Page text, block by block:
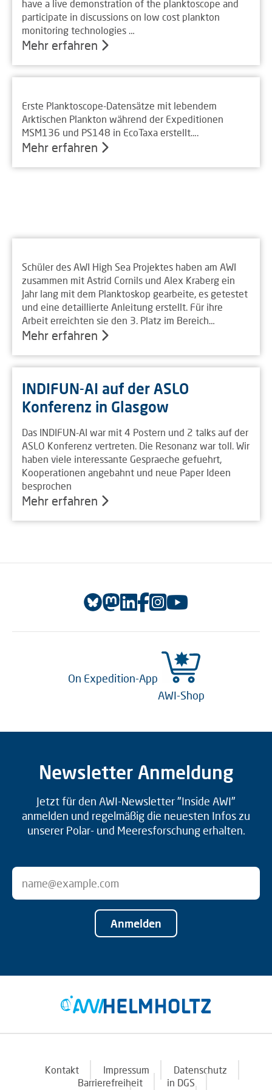
have a live demonstration of the planktoscope and
participate in discussions on low cost plankton
monitoring technologies …
Mehr erfahren
Erste Planktoscope-Datensätze mit lebendem
Arktischen Plankton während der Expeditionen
MSM136 und PS148 in EcoTaxa erstellt….
Mehr erfahren
Schüler des AWI High Sea Projektes haben am AWI
zusammen mit Astrid Cornils und Alex Kraberg ein
Jahr lang mit dem Planktoskop gearbeite, es getestet
und eine detaillierte Anleitung erstellt. Für ihre
Arbeit erreichten sie den 3. Platz im Bereich…
Mehr erfahren
INDIFUN-AI auf der ASLO
Konferenz in Glasgow
Das INDIFUN-AI war mit 4 Postern und 2 talks auf der
ASLO Konferenz vertreten. Die Resonanz war toll. Wir
haben viele interessante Gespraeche gefuehrt,
Kooperationen angebahnt und neue Paper Ideen
besprochen
Mehr erfahren
On Expedition-App
AWI-Shop
Newsletter Anmeldung
Jetzt für den AWI-Newsletter "Inside AWI"
anmelden und regelmäßig die neuesten Infos zu
unserer Polar- und Meeresforschung erhalten.
Anmelden
Kontakt Impressum
Datenschutz
Barrierefreiheit
in DGS